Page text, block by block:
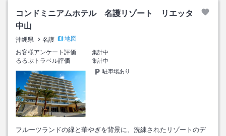
コンドミニアムホテル 名護リゾート リエッタ
中山
沖縄県 名護
地図
お客様アンケート評価
集計中
るるぶトラベル評価
集計中
駐車場あり
フルーツランドの緑と華やぎを背景に、洗練されたリゾートのデ